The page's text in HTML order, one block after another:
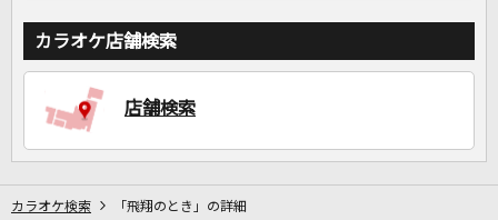
カラオケ店舗検索
店舗検索
カラオケ検索 「飛翔のとき」の詳細